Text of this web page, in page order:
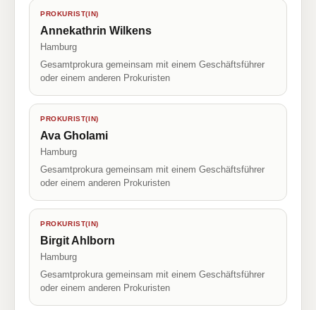
PROKURIST(IN)
Annekathrin Wilkens
Hamburg
Gesamtprokura gemeinsam mit einem Geschäftsführer
oder einem anderen Prokuristen
PROKURIST(IN)
Ava Gholami
Hamburg
Gesamtprokura gemeinsam mit einem Geschäftsführer
oder einem anderen Prokuristen
PROKURIST(IN)
Birgit Ahlborn
Hamburg
Gesamtprokura gemeinsam mit einem Geschäftsführer
oder einem anderen Prokuristen